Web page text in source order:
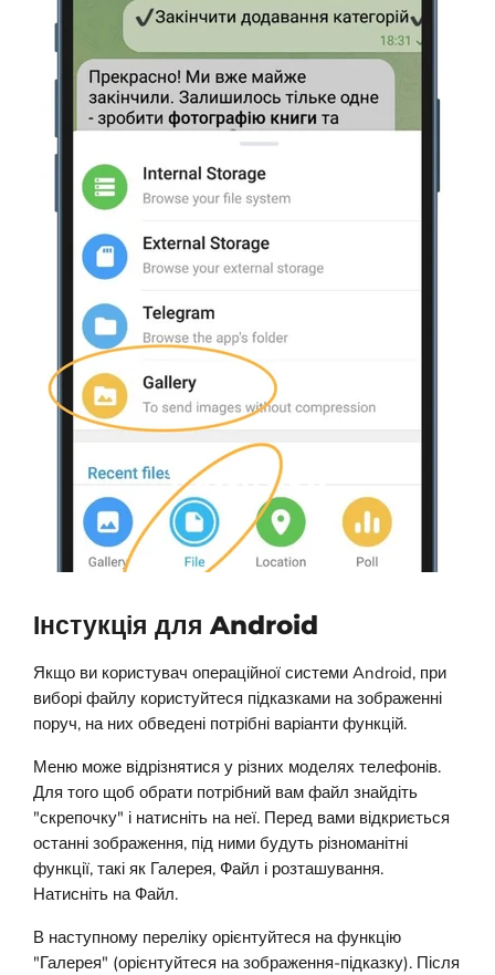
Інстукція для Android
Якщо ви користувач операційної системи Android, при
виборі файлу користуйтеся підказками на зображенні
поруч, на них обведені потрібні варіанти функцій.
Меню може відрізнятися у різних моделях телефонів.
Для того щоб обрати потрібний вам файл знайдіть
"скрепочку" і натисніть на неї. Перед вами відкриється
останні зображення, під ними будуть різноманітні
функції, такі як Галерея, Файл і розташування.
Натисніть на Файл.
В наступному переліку орієнтуйтеся на функцію
"Галерея" (орієнтуйтеся на зображення-підказку). Після